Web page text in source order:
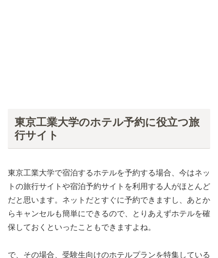
東京工業大学のホテル予約に役立つ旅
行サイト
東京工業大学で宿泊するホテルを予約する場合、今はネッ
トの旅行サイトや宿泊予約サイトを利用する人がほとんど
だと思います。ネットだとすぐに予約できますし、あとか
らキャンセルも簡単にできるので、とりあえずホテルを確
保しておくといったこともできますよね。
で、その場合、受験生向けのホテルプランを特集している